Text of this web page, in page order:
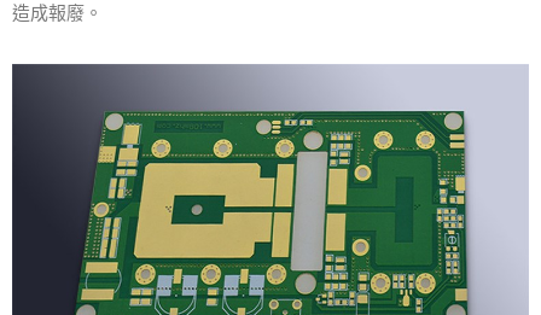
造成報廢。